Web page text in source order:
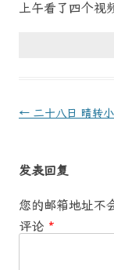
上午看了四个视
文
航
← 二十八日 晴转
发表回复
您的邮箱地址不
评论 *